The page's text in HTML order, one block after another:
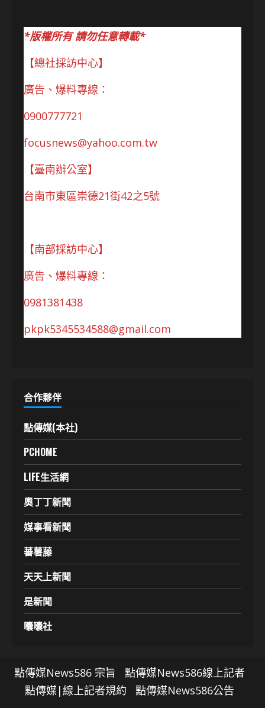
*版權所有 請勿任意轉載*
【總社採訪中心】
廣告、爆料專線：
0900777721
focusnews@yahoo.com.tw
【臺南辦公室】
台南市東區崇德21街42之5號
【南部採訪中心】
廣告、爆料專線：
0981381438
pkpk5345534588@gmail.com
合作夥伴
點傳媒(本社)
PCHOME
LIFE生活網
奧丁丁新聞
媒事看新聞
蕃薯藤
天天上新聞
是新聞
囔囔社
點傳媒News586 宗旨
點傳媒News586線上記者
點傳媒|線上記者規約
點傳媒News586公告